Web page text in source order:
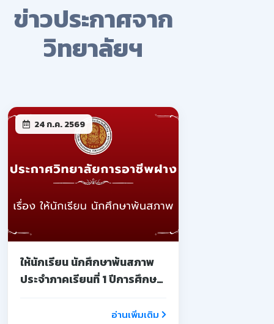
ข่าวประกาศจาก
วิทยาลัยฯ
24 ก.ค. 2569
ให้นักเรียน นักศึกษาพ้นสภาพ
ประจำภาคเรียนที่ 1 ปีการศึกษา
อ่านเพิ่มเติม